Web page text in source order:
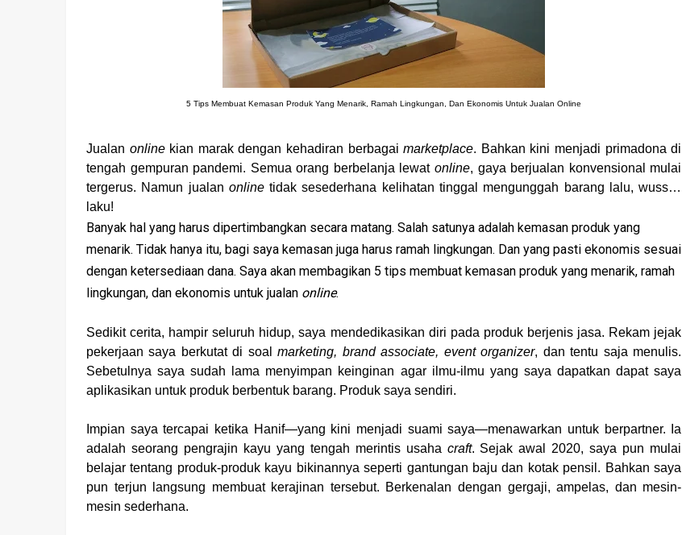
5 Tips Membuat Kemasan Produk Yang Menarik, Ramah Lingkungan, Dan Ekonomis Untuk Jualan Online
Jualan onlinekian marak dengan kehadiran berbagaimarketplace. Bahkan kini menjadi primadona di
tengah gempuran pandemi. Semua orang berbelanja lewat online, gaya berjualan konvensional mulai
tergerus. Namun jualan onlinetidak sesederhana kelihatan tinggal mengunggah barang lalu, wuss…
laku!
Banyak hal yang harus dipertimbangkan secara matang. Salah satunya adalah kemasan produk yang
menarik. Tidak hanya itu, bagi saya kemasan juga harus ramah lingkungan. Dan yang pasti ekonomis sesuai
dengan ketersediaan dana. Saya akan membagikan 5 tips membuat kemasan produk yang menarik, ramah
lingkungan, dan ekonomis untuk jualan online.
Sedikit cerita, hampir seluruh hidup, saya mendedikasikan diri pada produk berjenis jasa. Rekam jejak
pekerjaan saya berkutat di soalmarketing, brand associate, event organizer, dan tentu saja menulis.
Sebetulnya saya sudah lama menyimpan keinginan agar ilmu-ilmu yang saya dapatkan dapat saya
aplikasikan untuk produk berbentuk barang. Produk saya sendiri.
Impian saya tercapai ketika Hanif—yang kini menjadi suami saya—menawarkan untuk berpartner. Ia
adalah seorang pengrajin kayu yang tengah merintis usaha craft. Sejak awal 2020, saya pun mulai
belajar tentang produk-produk kayu bikinannya seperti gantungan baju dan kotak pensil. Bahkan saya
pun terjun langsung membuat kerajinan tersebut. Berkenalan dengan gergaji, ampelas, dan mesin-
mesin sederhana.